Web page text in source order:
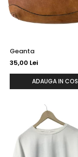
Geanta
35,00 Lei
ADAUGA IN COS